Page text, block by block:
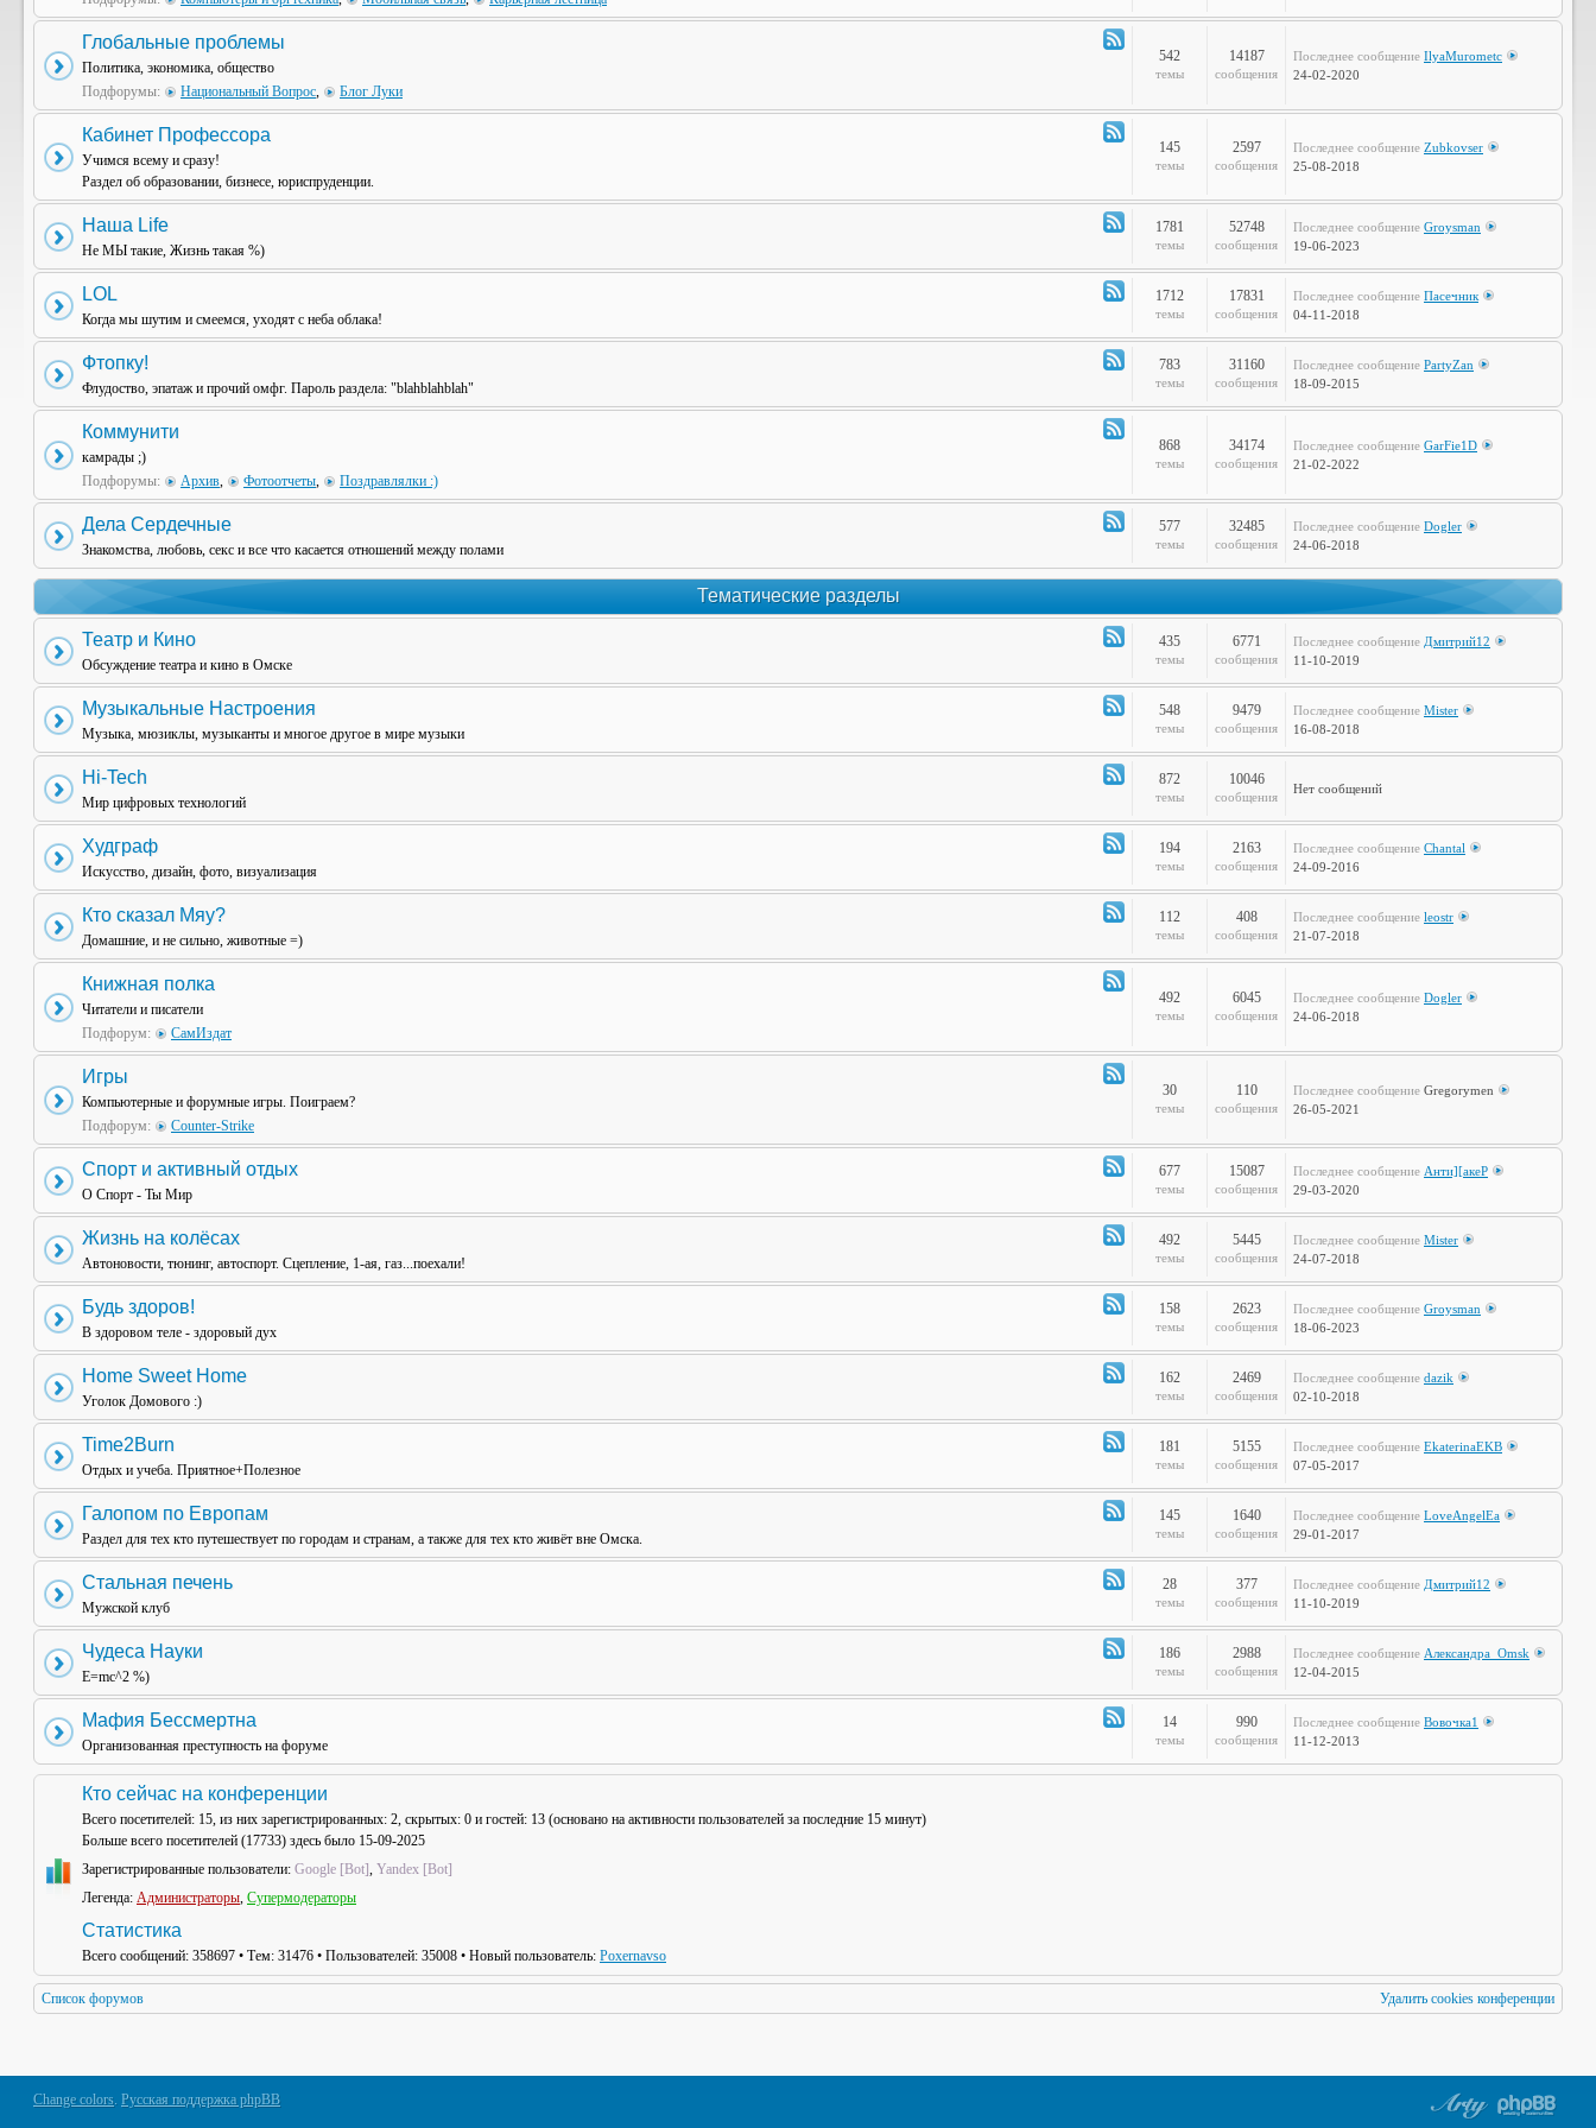
Канал
Глобальные проблемы
Политика, экономика, общество
Подфорумы:
Национальный Вопрос, Блог Луки
542
темы
14187
сообщения
Последнее сообщение IlyaMurometc
24-02-2020
Кабинет
Профессора
Кабинет Профессора
Учимся всему и сразу!
Раздел об образовании, бизнесе, юриспруденции.
145
темы
2597
сообщения
Последнее сообщение Zubkovser
25-08-2018
Канал
-
Наша Life
Не МЫ такие, Жизнь такая %)
1781
темы
52748
сообщения
Последнее сообщение Groysman
19-06-2023
Канал
-
LOL
Когда мы шутим и смеемся, уходят с неба облака!
1712
темы
17831
сообщения
Последнее сообщение Пасечник
04-11-2018
Канал
-
Фтопку!
Флудоство, эпатаж и прочий омфг. Пароль раздела: "blahblahblah"
783
темы
31160
сообщения
Последнее сообщение PartyZan
18-09-2015
Канал
Коммунити
камрады ;)
Подфорумы:
Архив, Фотоотчеты, Поздравлялки :)
868
темы
34174
сообщения
Последнее сообщение GarFie1D
21-02-2022
Канал
-
Дела Сердечные
Знакомства, любовь, секс и все что касается отношений между полами
577
темы
32485
сообщения
Последнее сообщение Dogler
24-06-2018
Тематические разделы
Канал
-
Театр и Кино
Обсуждение театра и кино в Омске
435
темы
6771
сообщения
Последнее сообщение Дмитрий12
11-10-2019
Канал
-
Музыкальные
Музыкальные Настроения
Музыка, мюзиклы, музыканты и многое другое в мире музыки
548
темы
9479
сообщения
Последнее сообщение Mister
16-08-2018
Канал
-
Hi-Tech
Мир цифровых технологий
872
темы
10046
сообщения
Нет сообщений
Канал
-
Худграф
Худграф
Искусство, дизайн, фото, визуализация
194
темы
2163
сообщения
Последнее сообщение Chantal
24-09-2016
Канал
-
сказал
Мяу?
Кто сказал Мяу?
Домашние, и не сильно, животные =)
112
темы
408
сообщения
Последнее сообщение leostr
21-07-2018
Канал
Книжная полка
Читатели и писатели
Подфорум:
СамИздат
492
темы
6045
сообщения
Последнее сообщение Dogler
24-06-2018
Игры
Компьютерные и форумные игры. Поиграем?
Подфорум:
Counter-Strike
30
темы
110
сообщения
Последнее сообщение Gregorymen
26-05-2021
Канал
-
Спорт и активный отдых
О Спорт - Ты Мир
677
темы
15087
сообщения
Последнее сообщение Анти][акеР
29-03-2020
Канал
-
Жизнь
Жизнь на колёсах
Автоновости, тюнинг, автоспорт. Сцепление, 1-ая, газ...поехали!
492
темы
5445
сообщения
Последнее сообщение Mister
24-07-2018
Канал
-
Будь здоров!
В здоровом теле - здоровый дух
158
темы
2623
сообщения
Последнее сообщение Groysman
18-06-2023
Канал
-
Home Sweet Home
Уголок Домового :)
162
темы
2469
сообщения
Последнее сообщение dazik
02-10-2018
Канал
-
Time2Burn
Time2Burn
Отдых и учеба. Приятное+Полезное
181
темы
5155
сообщения
Последнее сообщение EkaterinaEKB
07-05-2017
Канал
-
Галопом
Галопом по Европам
Раздел для тех кто путешествует по городам и странам, а также для тех кто живёт вне Омска.
145
темы
1640
сообщения
Последнее сообщение LoveAngelEa
29-01-2017
Канал
-
Стальная
Стальная печень
Мужской клуб
28
темы
377
сообщения
Последнее сообщение Дмитрий12
11-10-2019
Канал
-
Чудеса Науки
E=mc^2 %)
186
темы
2988
сообщения
Последнее сообщение Александра_Omsk
12-04-2015
Канал
-
Мафия Бессмертна
Организованная преступность на форуме
14
темы
990
сообщения
Последнее сообщение Вовочка1
11-12-2013
Кто сейчас на конференции
Всего посетителей: 15, из них зарегистрированных: 2, скрытых: 0 и гостей: 13 (основано на активности пользователей за последние 15 минут)
Больше всего посетителей (17733) здесь было 15-09-2025
Зарегистрированные пользователи: Google [Bot], Yandex [Bot]
Легенда: Администраторы, Супермодераторы
Статистика
Всего сообщений: 358697 • Тем: 31476 • Пользователей: 35008 • Новый пользователь: Poxernavso
Список форумов Удалить cookies конференции
Change colors. Русская поддержка phpBB